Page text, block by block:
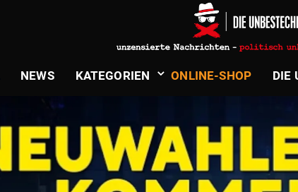
NEWS KATE­GORIEN ONLINE-SHOP DIE